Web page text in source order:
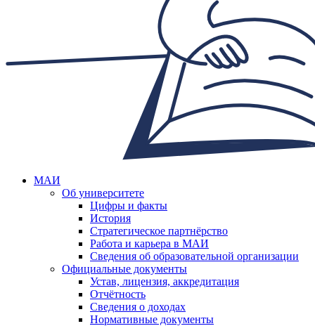
МАИ
Об университете
Цифры и факты
История
Стратегическое партнёрство
Работа и карьера в МАИ
Сведения об образовательной организации
Официальные документы
Устав, лицензия, аккредитация
Отчётность
Сведения о доходах
Нормативные документы